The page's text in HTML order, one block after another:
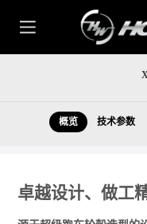
概览 技术参数
卓越设计、做工